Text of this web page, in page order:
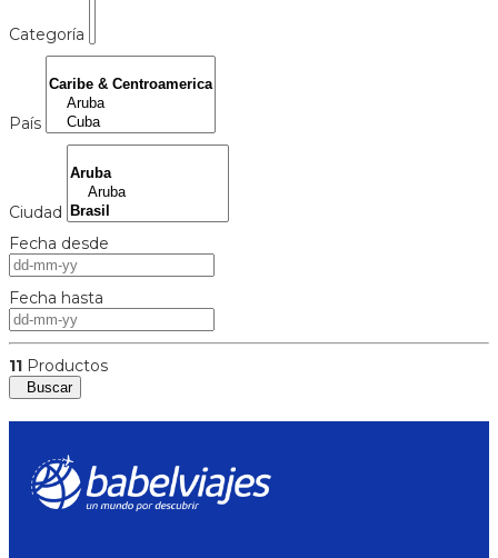
Categoría
País
Ciudad
Fecha desde
Fecha hasta
11 Productos
Buscar